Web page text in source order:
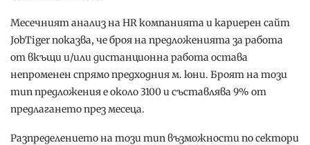
Месечният анализ на HR компанията и кариерен сайт
JobTiger показва, че броя на предложенията за работа
от вкъщи и/или дистанционна работа остава
непроменен спрямо предходния м. юни. Броят на този
тип предложения е около 3100 и съставлява 9% от
предлагането през месеца.
Разпределението на този тип възможности по сектори